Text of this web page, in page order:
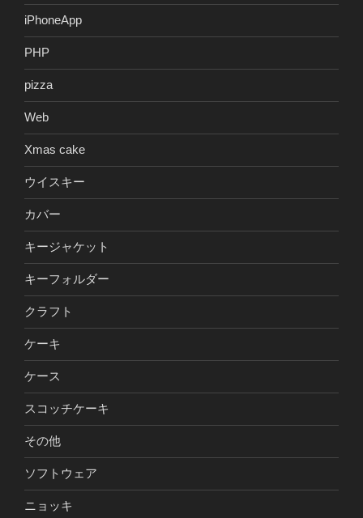
iPhoneApp
PHP
pizza
Web
Xmas cake
ウイスキー
カバー
キージャケット
キーフォルダー
クラフト
ケーキ
ケース
スコッチケーキ
その他
ソフトウェア
ニョッキ